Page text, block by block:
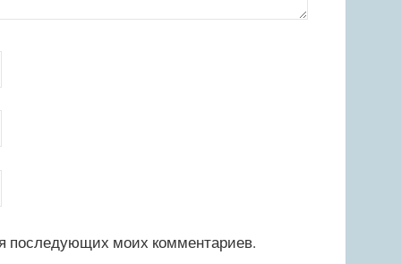
последующих моих комментариев.